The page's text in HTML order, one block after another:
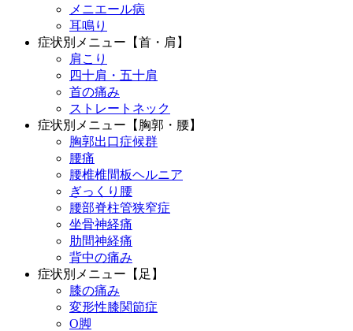
メニエール病
耳鳴り
症状別メニュー【首・肩】
肩こり
四十肩・五十肩
首の痛み
ストレートネック
症状別メニュー【胸郭・腰】
胸郭出口症候群
腰痛
腰椎椎間板ヘルニア
ぎっくり腰
腰部脊柱管狭窄症
坐骨神経痛
肋間神経痛
背中の痛み
症状別メニュー【足】
膝の痛み
変形性膝関節症
O脚